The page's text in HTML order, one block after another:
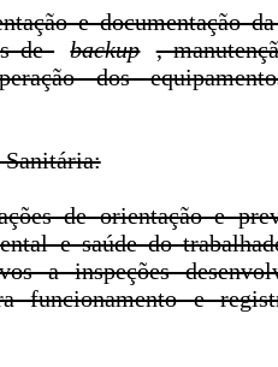
e documentação
de
backup
,
dos
de orientação e
e saúde do
a inspeções
funcionamento e